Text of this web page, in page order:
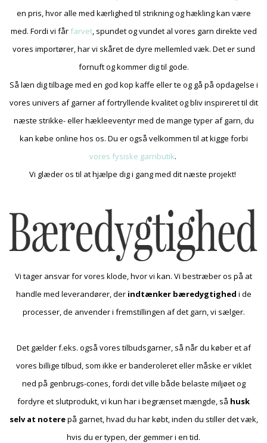
en pris, hvor alle med kærlighed til strikning og hækling kan være
med. Fordi vi får farvet, spundet og vundet al vores garn direkte ved
vores importører, har vi skåret de dyre mellemled væk. Det er sund
fornuft og kommer dig til gode.
Så læn dig tilbage med en god kop kaffe eller te og gå på opdagelse i
vores univers af garner af fortryllende kvalitet og bliv inspireret til dit
næste strikke- eller hækleeventyr med de mange typer af garn, du
kan købe online hos os. Du er også velkommen til at kigge forbi
vores fysiske garnbutik.
Vi glæder os til at hjælpe dig i gang med dit næste projekt!
Vi tager ansvar for vores klode, hvor vi kan. Vi bestræber os på at
handle med leverandører, derindtænker bæredygtighed i de
processer, de anvender i fremstillingen af det garn, vi sælger.
Det gælder f.eks. også vores tilbudsgarner, så når du køber et af
vores billige tilbud, som ikke er banderoleret eller måske er viklet
ned på genbrugs-cones, fordi det ville både belaste miljøet og
fordyre et slutprodukt, vi kun har i begrænset mængde, så husk
selv at noterepå garnet, hvad du har købt, inden du stiller det væk,
hvis du er typen, der gemmer i en tid.